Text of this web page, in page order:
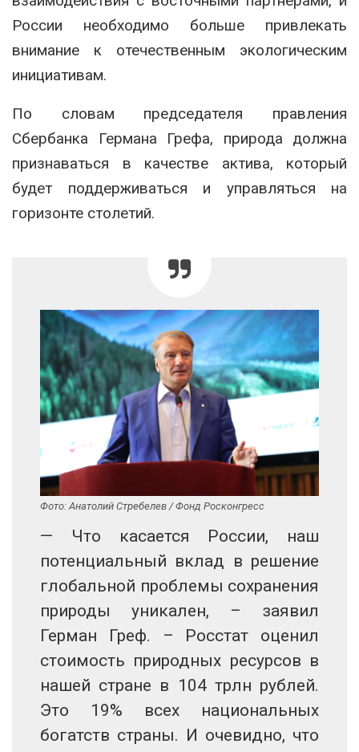
России необходимо больше привлекать
внимание к отечественным экологическим
инициативам.
По словам председателя правления
Сбербанка Германа Грефа, природа должна
признаваться в качестве актива, который
будет поддерживаться и управляться на
горизонте столетий.
Фото: Анатолий Стребелев / Фонд Росконгресс
— Что касается России, наш
потенциальный вклад в решение
глобальной проблемы сохранения
природы уникален, – заявил
Герман Греф. – Росстат оценил
стоимость природных ресурсов в
нашей стране в 104 трлн рублей.
Это 19% всех национальных
богатств страны. И очевидно, что